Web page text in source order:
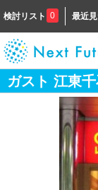
検討リスト 0 最近
ガスト 江東